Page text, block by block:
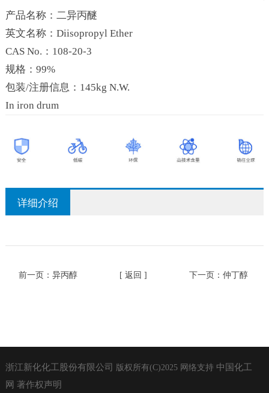
产品名称：二异丙醚
英文名称：Diisopropyl Ether
CAS No.：108-20-3
规格：99%
包装/注册信息：145kg N.W.
In iron drum
详细介绍
前一页： 异丙醇 [ 返回 ] 下一页： 仲丁醇
浙江新化化工股份有限公司 版权所有(C)2025网络支持 中国化工
网 著作权声明